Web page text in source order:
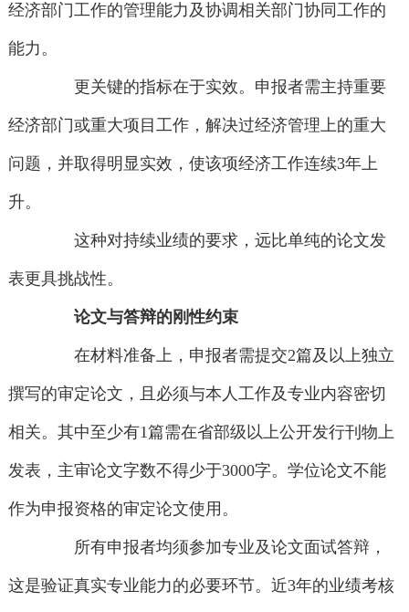
经济部门工作的管理能力及协调相关部门协同工作的
能力。
更关键的指标在于实效。申报者需主持重要
经济部门或重大项目工作，解决过经济管理上的重大
问题，并取得明显实效，使该项经济工作连续3年上
升。
这种对持续业绩的要求，远比单纯的论文发
表更具挑战性。
论文与答辩的刚性约束
在材料准备上，申报者需提交2篇及以上独立
撰写的审定论文，且必须与本人工作及专业内容密切
相关。其中至少有1篇需在省部级以上公开发行刊物上
发表，主审论文字数不得少于3000字。学位论文不能
作为申报资格的审定论文使用。
所有申报者均须参加专业及论文面试答辩，
这是验证真实专业能力的必要环节。近3年的业绩考核